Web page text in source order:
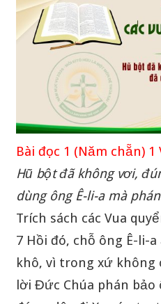
Bài đọc 1 (Năm chẵn) 1
Hũ bột đã không vơi,
dùng ông Ê-li-a mà
Trích sách các Vua
7 Hồi đó, chỗ ông Ê-li-
khô, vì trong xứ không
lời Đức Chúa phán bảo